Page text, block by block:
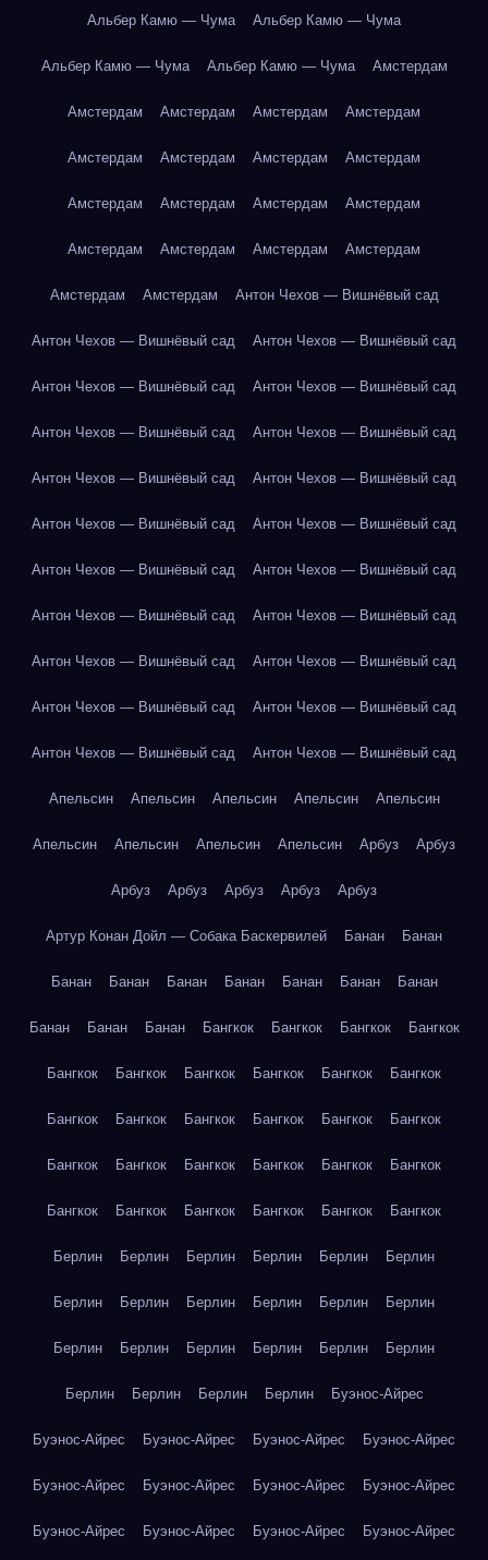
Альбер Камю — Чума Альбер Камю — Чума
Альбер Камю — Чума Альбер Камю — Чума Амстердам
Амстердам Амстердам Амстердам Амстердам
Амстердам Амстердам Амстердам Амстердам
Амстердам Амстердам Амстердам Амстердам
Амстердам Амстердам Амстердам Амстердам
Амстердам Амстердам Антон Чехов — Вишнёвый сад
Антон Чехов — Вишнёвый сад Антон Чехов — Вишнёвый сад
Антон Чехов — Вишнёвый сад Антон Чехов — Вишнёвый сад
Антон Чехов — Вишнёвый сад Антон Чехов — Вишнёвый сад
Антон Чехов — Вишнёвый сад Антон Чехов — Вишнёвый сад
Антон Чехов — Вишнёвый сад Антон Чехов — Вишнёвый сад
Антон Чехов — Вишнёвый сад Антон Чехов — Вишнёвый сад
Антон Чехов — Вишнёвый сад Антон Чехов — Вишнёвый сад
Антон Чехов — Вишнёвый сад Антон Чехов — Вишнёвый сад
Антон Чехов — Вишнёвый сад Антон Чехов — Вишнёвый сад
Антон Чехов — Вишнёвый сад Антон Чехов — Вишнёвый сад
Апельсин Апельсин Апельсин Апельсин Апельсин
Апельсин Апельсин Апельсин Апельсин Арбуз Арбуз
Арбуз Арбуз Арбуз Арбуз Арбуз
Артур Конан Дойл — Собака Баскервилей Банан Банан
Банан Банан Банан Банан Банан Банан Банан
Банан Банан Банан Бангкок Бангкок Бангкок Бангкок
Бангкок Бангкок Бангкок Бангкок Бангкок Бангкок
Бангкок Бангкок Бангкок Бангкок Бангкок Бангкок
Бангкок Бангкок Бангкок Бангкок Бангкок Бангкок
Бангкок Бангкок Бангкок Бангкок Бангкок Бангкок
Берлин Берлин Берлин Берлин Берлин Берлин
Берлин Берлин Берлин Берлин Берлин Берлин
Берлин Берлин Берлин Берлин Берлин Берлин
Берлин Берлин Берлин Берлин Буэнос-Айрес
Буэнос-Айрес Буэнос-Айрес Буэнос-Айрес Буэнос-Айрес
Буэнос-Айрес Буэнос-Айрес Буэнос-Айрес Буэнос-Айрес
Буэнос-Айрес Буэнос-Айрес Буэнос-Айрес Буэнос-Айрес